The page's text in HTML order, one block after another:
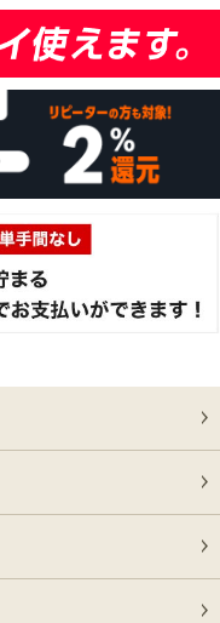
ンバーグ150ｇ×4個）
神戸牛ギフトセット 2万
円 すきやき（リブロー
ス・肩ロース・ランプ）
[お徳用]アウトレット A5
等級神戸牛 焼肉・BBQ
セット (500g・1kg・
円 しゃぶしゃぶ（バラ・
プレミアム霜降りもも）
400g
神戸牛カタログギフト
８千円
１万５千円
【送料無料】[ギフト]A5
１ｋｇ